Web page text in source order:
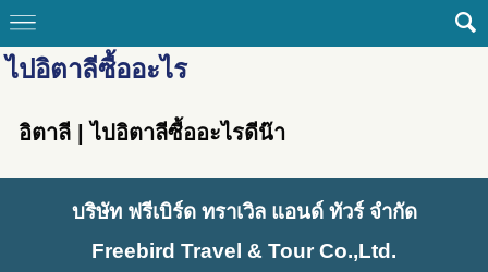
ไปอิตาลีซื้ออะไร
อิตาลี | ไปอิตาลีซื้ออะไรดีน๊า
บริษัท ฟรีเบิร์ด ทราเวิล แอนด์ ทัวร์ จำกัด
Freebird Travel & Tour Co.,Ltd.